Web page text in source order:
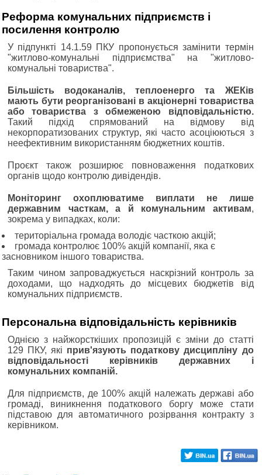
Реформа комунальних підприємств і
посилення контролю
У підпункті 14.1.59 ПКУ пропонується замінити термін
"житлово-комунальні підприємства" на "житлово-
комунальні товариства".
Більшість водоканалів, теплоенерго та ЖЕКів
мають бути реорганізовані в акціонерні товариства
або товариства з обмеженою відповідальністю.
Такий підхід спрямований на відмову від
некорпоратизованих структур, які часто асоціюються з
неефективним використанням бюджетних коштів.
Проєкт також розширює повноваження податкових
органів щодо контролю дивідендів.
Моніторинг охоплюватиме виплати не лише
державним часткам, а й комунальним активам,
зокрема у випадках, коли:
територіальна громада володіє часткою акцій;
громада контролює 100% акцій компанії, яка є
засновником іншого товариства.
Таким чином запроваджується наскрізний контроль за
доходами, що надходять до місцевих бюджетів від
комунальних підприємств.
Персональна відповідальність керівників
Однією з найжорсткіших пропозицій є зміни до статті
129 ПКУ, які прив'язують податкову дисципліну до
відповідальності керівників державних і
комунальних компаній.
Для підприємств, де 100% акцій належать державі або
громаді, виникнення податкового боргу може стати
підставою для автоматичного розірвання контракту з
керівником.